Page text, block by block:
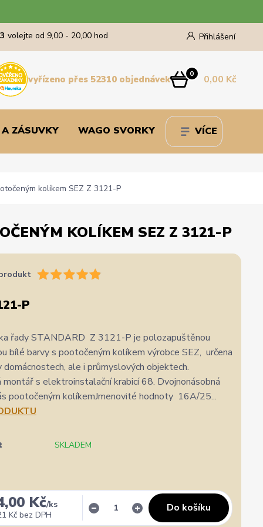
Přihlášení
volejte od 9,00 - 20,00 hod
0 0,00 Kč
vyřízeno přes 52310 objednávek
ZÁSUVKY WAGO SVORKY VÍCE
kolíkem SEZ Z 3121-P
KOLÍKEM SEZ Z 3121-P
P
řady STANDARD Z 3121-P je polozapuštěnou
bílé barvy s pootočeným kolíkem výrobce SEZ, určena
domácnostech, ale i průmyslových objektech.
montář s elektroinstalační krabicí 68. Dvojnonásobná
pootočeným kolíkemJmenovité hodnoty 16A/25...
SKLADEM
Kč/ks
Kč bez DPH
Do košíku